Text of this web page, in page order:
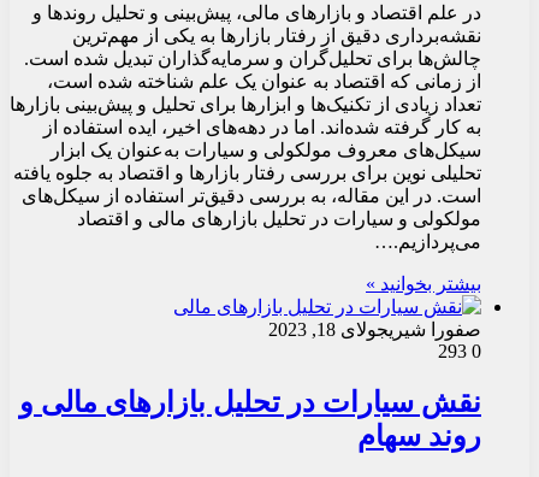
در علم اقتصاد و بازارهای مالی، پیش‌بینی و تحلیل روندها و
نقشه‌برداری دقیق از رفتار بازارها به یکی از مهم‌ترین
چالش‌ها برای تحلیل‌گران و سرمایه‌گذاران تبدیل شده است.
از زمانی که اقتصاد به عنوان یک علم شناخته شده است،
تعداد زیادی از تکنیک‌ها و ابزارها برای تحلیل و پیش‌بینی بازارها
به کار گرفته شده‌اند. اما در دهه‌های اخیر، ایده استفاده از
سیکل‌های معروف مولکولی و سیارات به‌عنوان یک ابزار
تحلیلی نوین برای بررسی رفتار بازارها و اقتصاد به جلوه یافته
است. در این مقاله، به بررسی دقیق‌تر استفاده از سیکل‌های
مولکولی و سیارات در تحلیل بازارهای مالی و اقتصاد
می‌پردازیم.…
بیشتر بخوانید »
صفورا شیریجولای 18, 2023
0
نقش سیارات در تحلیل بازارهای مالی و
روند سهام